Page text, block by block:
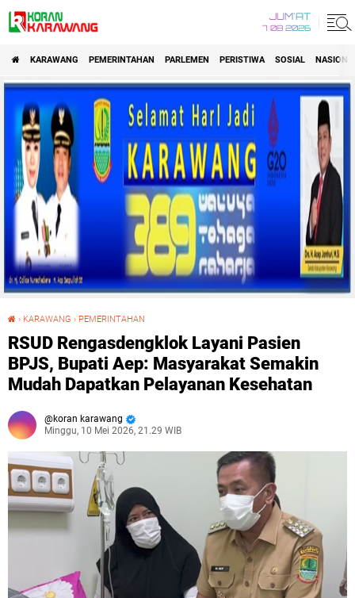
JUM'AT
7 08 2026
KARAWANG PEMERINTAHAN PARLEMEN PERISTIWA SOSIAL
› KARAWANG › PEMERINTAHAN
RSUD Rengasdengklok Layani Pasien
BPJS, Bupati Aep: Masyarakat Semakin
Mudah Dapatkan Pelayanan Kesehatan
koran karawang
Minggu, 10 Mei 2026, 21.29 WIB